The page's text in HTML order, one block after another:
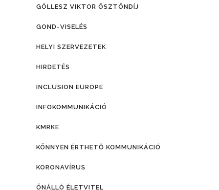
GÖLLESZ VIKTOR ÖSZTÖNDÍJ
GOND-VISELÉS
HELYI SZERVEZETEK
HIRDETÉS
INCLUSION EUROPE
INFOKOMMUNIKÁCIÓ
KMRKE
KÖNNYEN ÉRTHETŐ KOMMUNIKÁCIÓ
KORONAVÍRUS
ÖNÁLLÓ ÉLETVITEL